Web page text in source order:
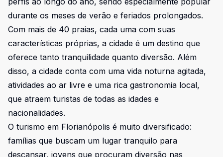
durante os meses de verão e feriados prolongados.
Com mais de 40 praias, cada uma com suas
características próprias, a cidade é um destino que
oferece tanto tranquilidade quanto diversão. Além
disso, a cidade conta com uma vida noturna agitada,
atividades ao ar livre e uma rica gastronomia local,
que atraem turistas de todas as idades e
nacionalidades.
O turismo em Florianópolis é muito diversificado:
famílias que buscam um lugar tranquilo para
descansar, jovens que procuram diversão nas